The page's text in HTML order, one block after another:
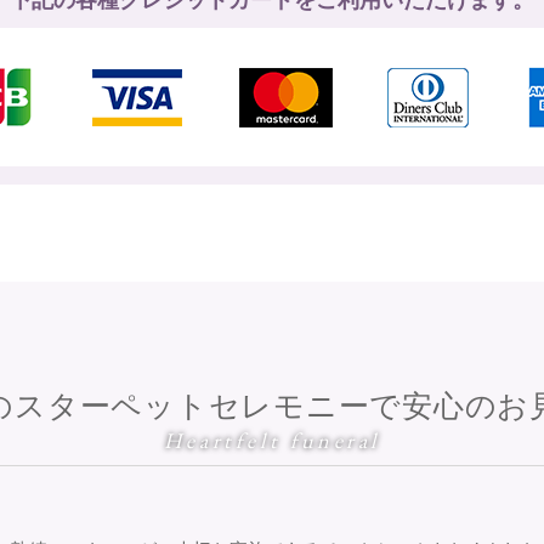
スターペットセレモニーで安心のお
Heartfelt funeral